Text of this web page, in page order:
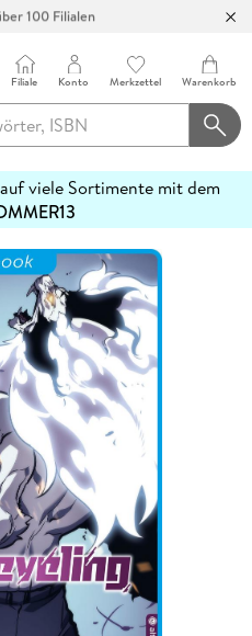
100 Filialen
Filiale Konto Merkzettel Warenkorb
viele Sortimente mit dem